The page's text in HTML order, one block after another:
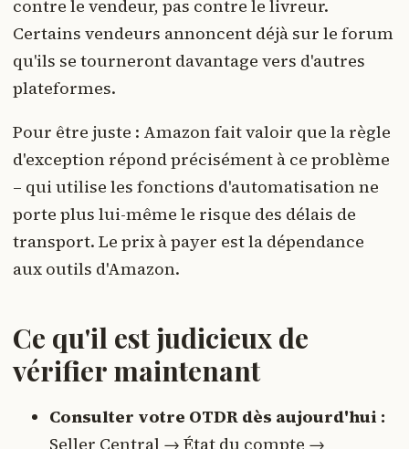
contre le vendeur, pas contre le livreur.
Certains vendeurs annoncent déjà sur le forum
qu'ils se tourneront davantage vers d'autres
plateformes.
Pour être juste : Amazon fait valoir que la règle
d'exception répond précisément à ce problème
– qui utilise les fonctions d'automatisation ne
porte plus lui-même le risque des délais de
transport. Le prix à payer est la dépendance
aux outils d'Amazon.
Ce qu'il est judicieux de
vérifier maintenant
Consulter votre OTDR dès aujourd'hui :
Seller Central → État du compte →